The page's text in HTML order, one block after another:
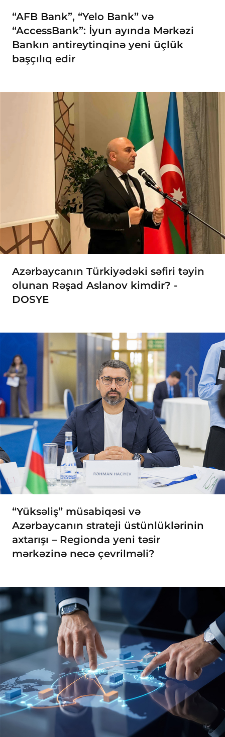
“AFB Bank”, “Yelo Bank” və
“AccessBank”: İyun ayında Mərkəzi
Bankın antireytinqinə yeni üçlük
başçılıq edir
Azərbaycanın Türkiyədəki səfiri təyin
olunan Rəşad Aslanov kimdir? -
DOSYE
“Yüksəliş” müsabiqəsi və
Azərbaycanın strateji üstünlüklərinin
axtarışı – Regionda yeni təsir
mərkəzinə necə çevrilməli?